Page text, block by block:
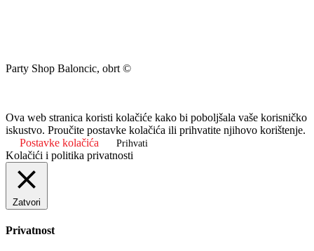
Party Shop Baloncic, obrt ©
Ova web stranica koristi kolačiće kako bi poboljšala vaše korisničko
iskustvo. Proučite postavke kolačića ili prihvatite njihovo korištenje.
Postavke kolačića
Prihvati
Kolačići i politika privatnosti
Zatvori
Privatnost